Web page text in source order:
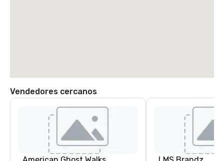
Vendedores cercanos